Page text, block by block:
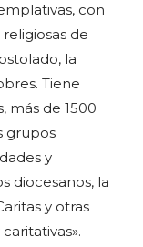
con
de
la
Tiene
más de 1500
grupos
y
diocesanos, la
y otras